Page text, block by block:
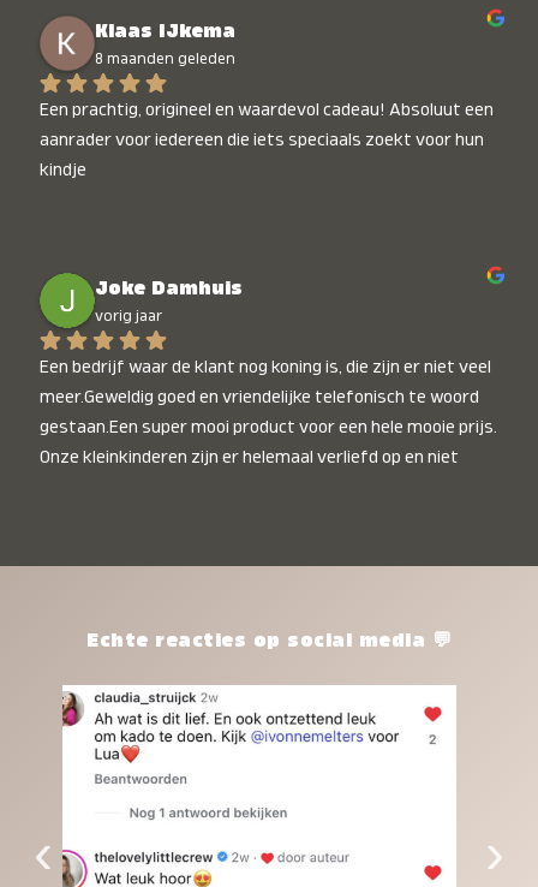
Klaas IJkema
8 maanden geleden
Een prachtig, origineel en waardevol cadeau! Absoluut een
aanrader voor iedereen die iets speciaals zoekt voor hun
kindje
Joke Damhuis
vorig jaar
Een bedrijf waar de klant nog koning is, die zijn er niet veel
meer.Geweldig goed en vriendelijke telefonisch te woord
gestaan.Een super mooi product voor een hele mooie prijs.
Onze kleinkinderen zijn er helemaal verliefd op en niet
het waard.Echte reacties op social media 💬
‹ ›